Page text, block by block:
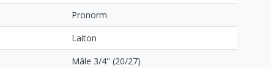
Pronorm
Laiton
Mâle 3/4'' (20/27)